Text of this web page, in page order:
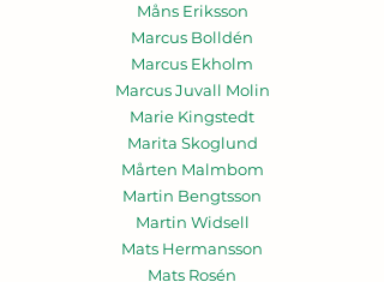
Måns Eriksson
Marcus Bolldén
Marcus Ekholm
Marcus Juvall Molin
Marie Kingstedt
Marita Skoglund
Mårten Malmbom
Martin Bengtsson
Martin Widsell
Mats Hermansson
Mats Rosén